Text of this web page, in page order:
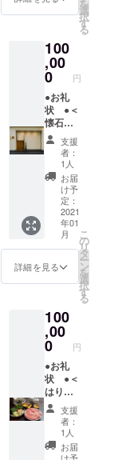
願いし
ます。
期限は
２月１
日～３
月３１
日）
お肉＆
お魚の
Ｗメイ
ン全６
品の
コース
●「難波
ねぎご
はん」
「難波
ねぎ
ネギせ
んべ
い」の
３種類
を２
セット
池邉の
コー
ス ２
名様分
の食事
券（税
込１０
０００
円コー
ス食事
券２枚
をクラ
ウド
ファン
ディン
グ終了
後に郵
送しま
す。電
話予約
す。期
限は２
月１日
～３月
３１
日）
Menu：
★世界
三大珍
味を入
れたア
ミュー
を
選
択
す
る
100
,00
0 円
●お礼
状 ●＜
懐石料
理 雲
鶴 ＞
（大阪
市北区
天満1-
18-17）
特製
難波葱
懐石料
理 ４
名様分
の食事
０００
円コー
スの食
事券４
枚をク
ラウド
ファン
ディン
グ終了
後に郵
送しま
す。お
支援
者：
1人
お届
け予
定：
2021
年01
月
詳細を見る
こ
の
リ
タ
ー
ン
を
選
択
す
る
100
,00
0 円
●お礼
状 ●＜
はり
重 道
頓堀本
店＞
（大阪
市中央
支援
者：
1人
お届